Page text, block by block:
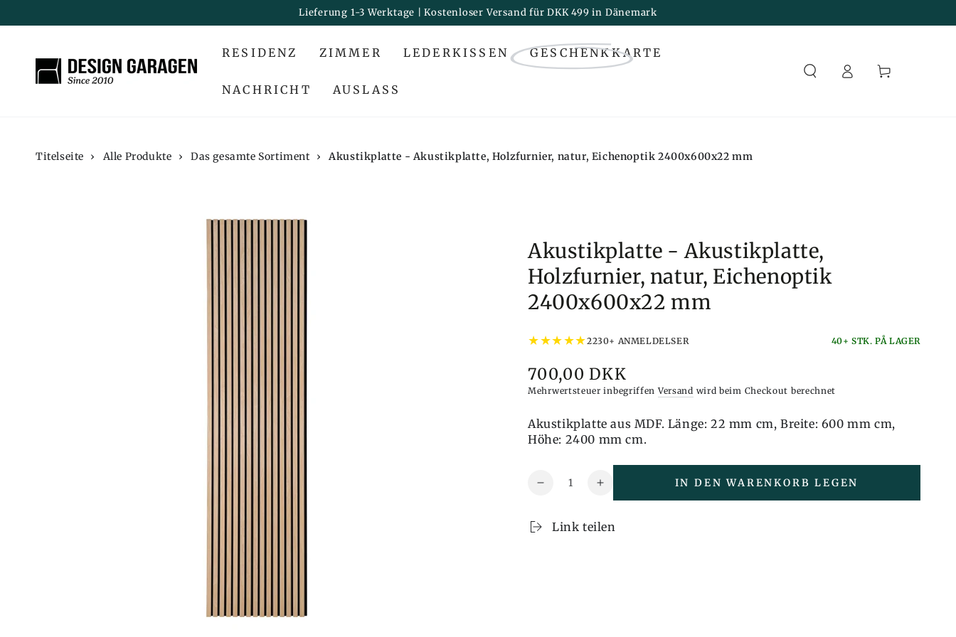
Lieferung 1-3 Werktage | Kostenloser Versand für DKK 499 in Dänemark
RESIDENZ ZIMMER LEDERKISSEN GESCHENKKARTE
NACHRICHT AUSLASS
Sie
Korb
Titelseite › Alle Produkte › Das gesamte Sortiment › Akustikplatte - Akustikplatte, Holzfurnier, natur, Eichenoptik 2400x600x22 mm
Akustikplatte - Akustikplatte,
Holzfurnier, natur, Eichenoptik
2400x600x22 mm
★★★★★2230+ ANMELDELSER 40+ STK. PÅ LAGER
Preis
700,00 DKK
Mehrwertsteuer inbegriffenVersand wird beim Checkout berechnet
Akustikplatte aus MDF. Länge: 22 mm cm, Breite: 600 mm cm,
Höhe: 2400 mm cm.
Menge
Reduzieren
auch
die
Erhöhen
Sie
auch
die
IN DEN WARENKORB LEGEN
Link teilen